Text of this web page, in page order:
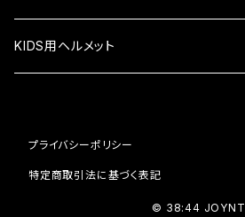
TEAM MODEL
7.625×31.1
7.875×31.5
KIDS用ヘルメット
プライバシーポリシー
特定商取引法に基づく表記
© 38:44 JOYNT